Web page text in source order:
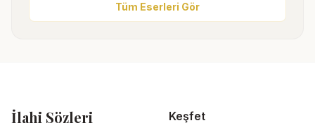
Tüm Eserleri Gör
İlahi Sözleri Keşfet